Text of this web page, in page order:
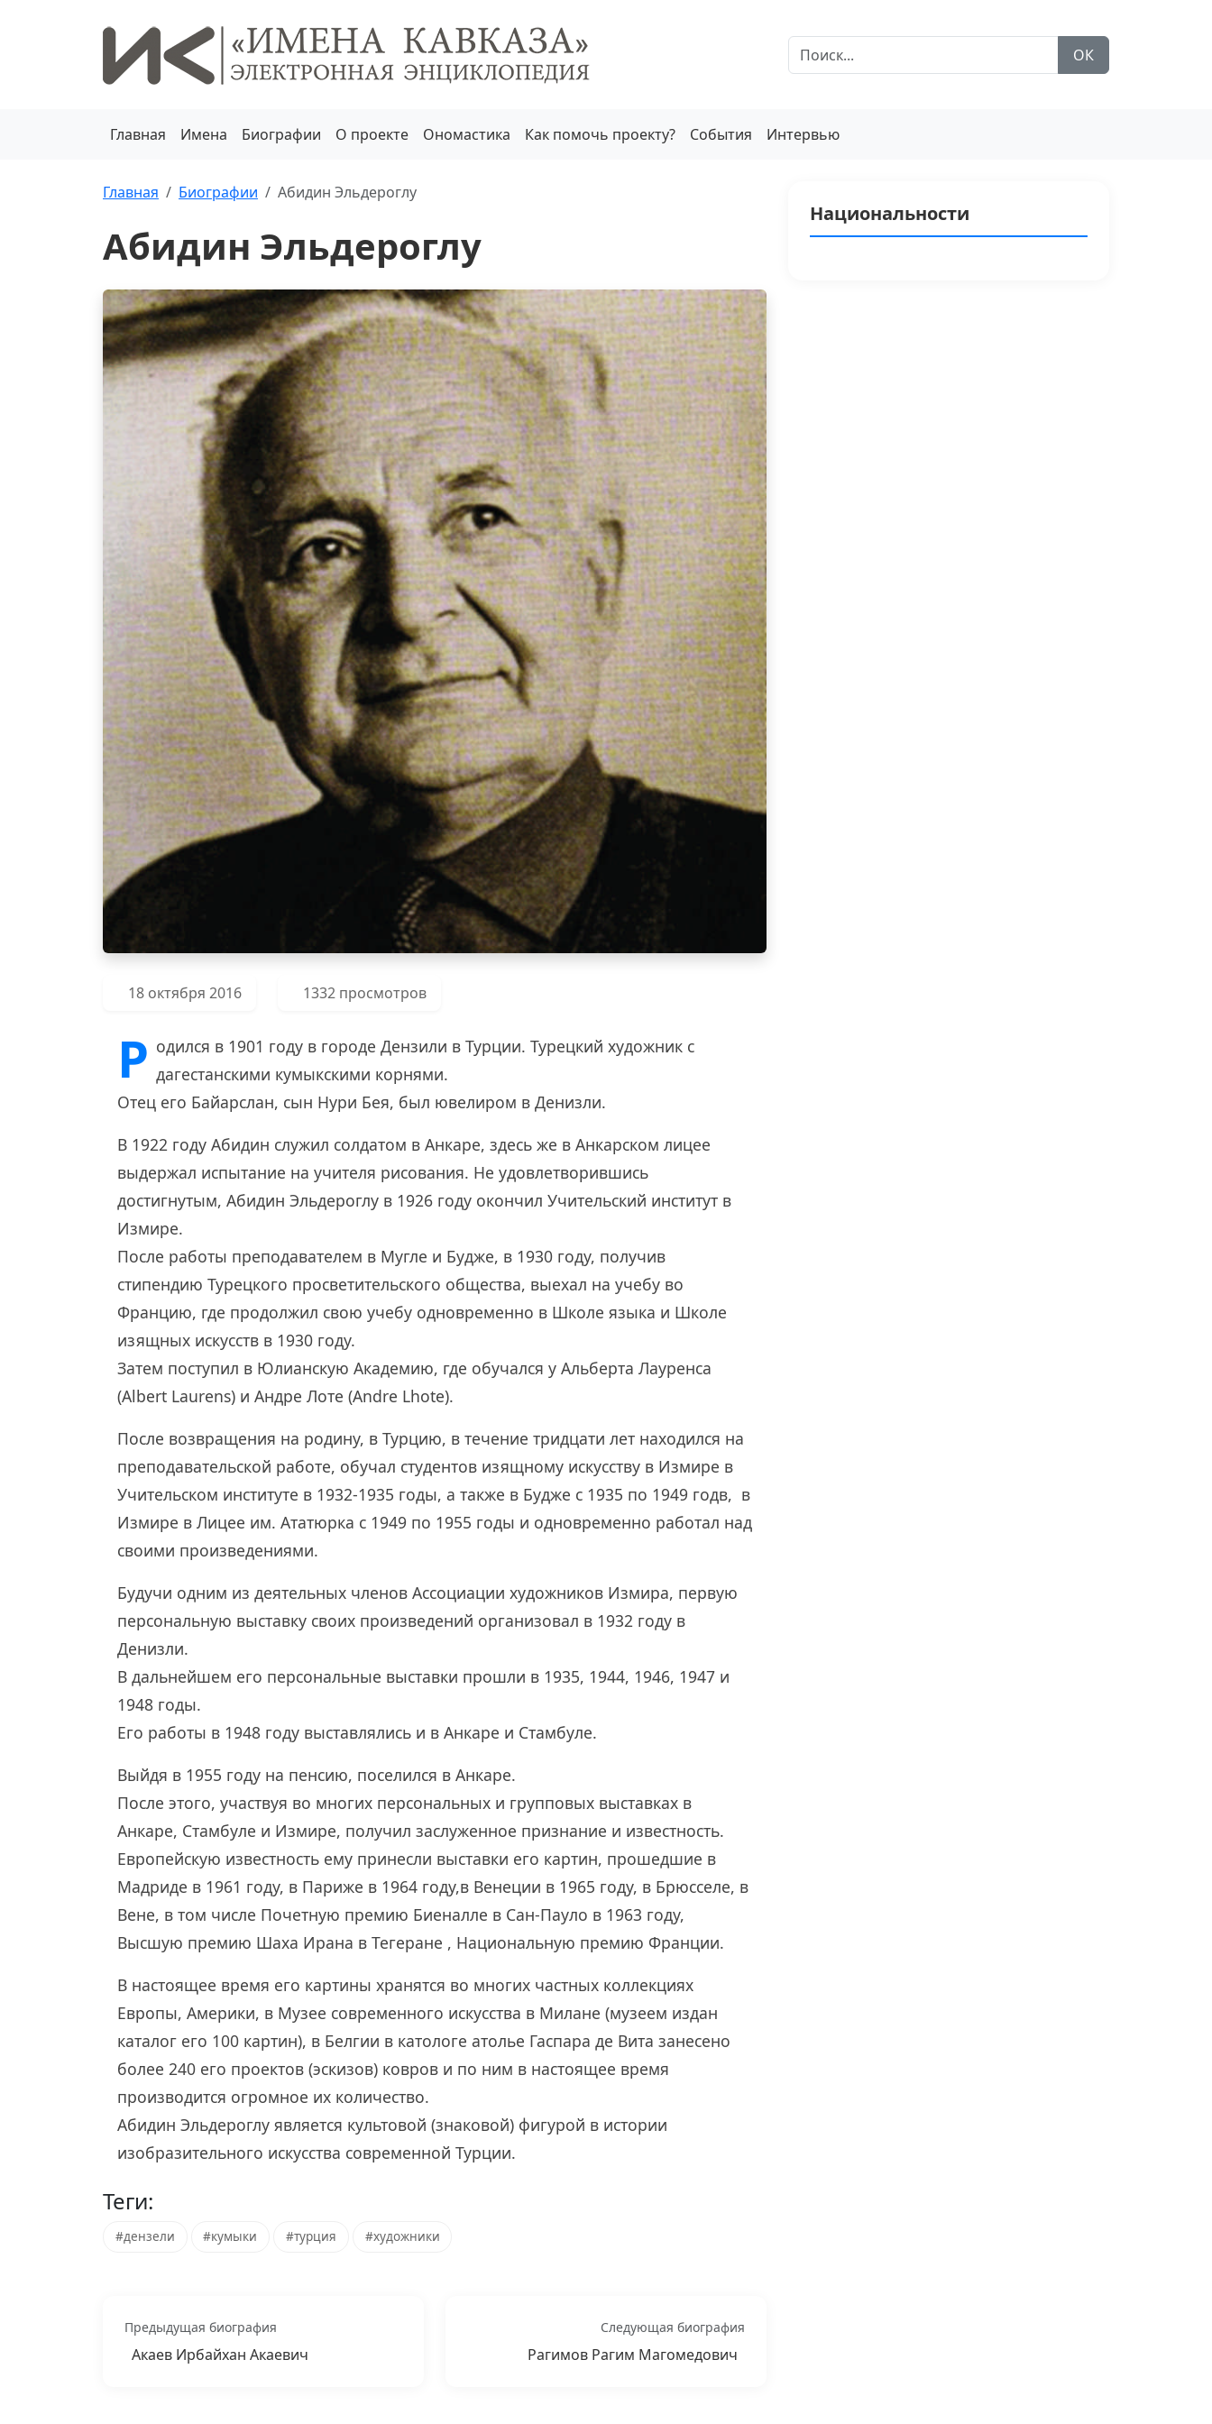
ОК
Главная Имена Биографии О проекте Ономастика Как помочь проекту? События Интервью
Главная Биографии Абидин Эльдероглу
Абидин Эльдероглу
18 октября 2016 1332 просмотров
Р одился в 1901 году в городе Дензили в Турции. Турецкий художник с
дагестанскими кумыкскими корнями.
Отец его Байарслан, сын Нури Бея, был ювелиром в Денизли.
В 1922 году Абидин служил солдатом в Анкаре, здесь же в Анкарском лицее
выдержал испытание на учителя рисования. Не удовлетворившись
достигнутым, Абидин Эльдероглу в 1926 году окончил Учительский институт в
Измире.
После работы преподавателем в Мугле и Будже, в 1930 году, получив
стипендию Турецкого просветительского общества, выехал на учебу во
Францию, где продолжил свою учебу одновременно в Школе языка и Школе
изящных искусств в 1930 году.
Затем поступил в Юлианскую Академию, где обучался у Альберта Лауренса
(Albert Laurens) и Андре Лоте (Andre Lhote).
После возвращения на родину, в Турцию, в течение тридцати лет находился на
преподавательской работе, обучал студентов изящному искусству в Измире в
Учительском институте в 1932-1935 годы, а также в Будже с 1935 по 1949 годв, в
Измире в Лицее им. Ататюрка с 1949 по 1955 годы и одновременно работал над
своими произведениями.
Будучи одним из деятельных членов Ассоциации художников Измира, первую
персональную выставку своих произведений организовал в 1932 году в
Денизли.
В дальнейшем его персональные выставки прошли в 1935, 1944, 1946, 1947 и
1948 годы.
Его работы в 1948 году выставлялись и в Анкаре и Стамбуле.
Выйдя в 1955 году на пенсию, поселился в Анкаре.
После этого, участвуя во многих персональных и групповых выставках в
Анкаре, Стамбуле и Измире, получил заслуженное признание и известность.
Европейскую известность ему принесли выставки его картин, прошедшие в
Мадриде в 1961 году, в Париже в 1964 году,в Венеции в 1965 году, в Брюсселе, в
Вене, в том числе Почетную премию Биеналле в Сан-Пауло в 1963 году,
Высшую премию Шаха Ирана в Тегеране , Национальную премию Франции.
В настоящее время его картины хранятся во многих частных коллекциях
Европы, Америки, в Музее современного искусства в Милане (музеем издан
каталог его 100 картин), в Белгии в катологе атолье Гаспара де Вита занесено
более 240 его проектов (эскизов) ковров и по ним в настоящее время
производится огромное их количество.
Абидин Эльдероглу является культовой (знаковой) фигурой в истории
изобразительного искусства современной Турции.
Теги:
#дензели #кумыки #турция #художники
Предыдущая биография
Акаев Ирбайхан Акаевич
Следующая биография
Рагимов Рагим Магомедович
Национальности